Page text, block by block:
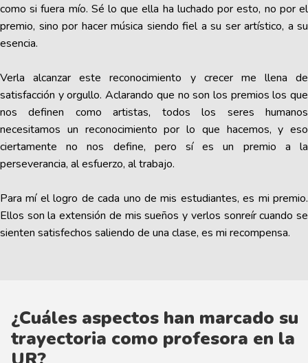
como si fuera mío. Sé lo que ella ha luchado por esto, no por el
premio, sino por hacer música siendo fiel a su ser artístico, a su
esencia.
Verla alcanzar este reconocimiento y crecer me llena de
satisfacción y orgullo. Aclarando que no son los premios los que
nos definen como artistas, todos los seres humanos
necesitamos un reconocimiento por lo que hacemos, y eso
ciertamente no nos define, pero sí es un premio a la
perseverancia, al esfuerzo, al trabajo.
Para mí el logro de cada uno de mis estudiantes, es mi premio.
Ellos son la extensión de mis sueños y verlos sonreír cuando se
sienten satisfechos saliendo de una clase, es mi recompensa.
¿Cuáles aspectos han marcado su
trayectoria como profesora en la